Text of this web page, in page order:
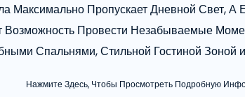
Максимально Пропускает Дневной Свет,
Возможность Провести Незабываемые
Спальнями, Стильной Гостиной Зоной
Нажмите Здесь, Чтобы Просмотреть Подробную